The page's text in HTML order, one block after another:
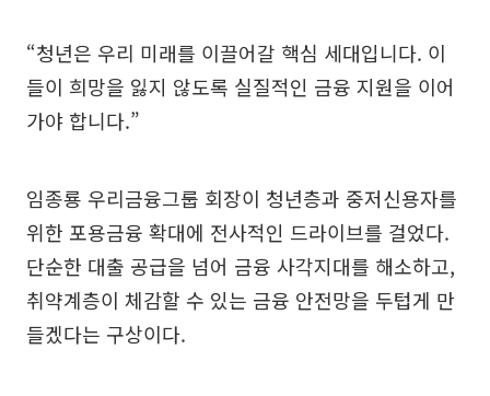
“청년은 우리 미래를 이끌어갈 핵심 세대입니다. 이
들이 희망을 잃지 않도록 실질적인 금융 지원을 이어
가야 합니다.”
임종룡 우리금융그룹 회장이 청년층과 중저신용자를
위한 포용금융 확대에 전사적인 드라이브를 걸었다.
단순한 대출 공급을 넘어 금융 사각지대를 해소하고,
취약계층이 체감할 수 있는 금융 안전망을 두텁게 만
들겠다는 구상이다.